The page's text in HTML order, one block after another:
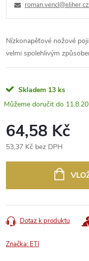
roman.vencl@eliher.cz
Nízkonapěťové nožové
velmi spolehlivým
Skladem 13 ks
64,58 Kč
53,37 Kč bez DPH
Dotaz k produktu
Značka: ETI